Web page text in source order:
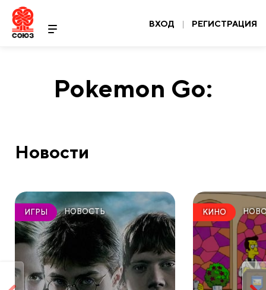
ВХОД | РЕГИСТРАЦИЯ
Pokemon Go:
Новости
ИГРЫ НОВОСТЬ КИНО